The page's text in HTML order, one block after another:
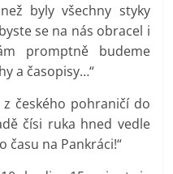
byly všechny styky
se na nás obracel i
promptně budeme
a časopisy…“
českého pohraničí do
čísi ruka hned vedle
času na Pankráci!“